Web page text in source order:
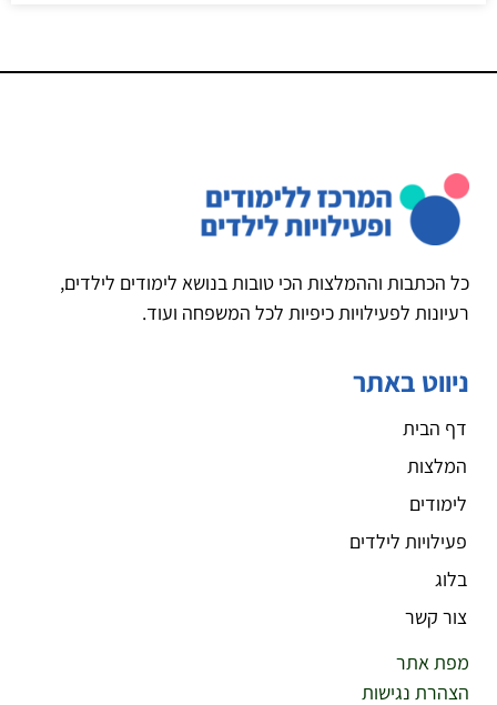
כל הכתבות וההמלצות הכי טובות בנושא לימודים לילדים,
רעיונות לפעילויות כיפיות לכל המשפחה ועוד.
ניווט באתר
דף הבית
המלצות
לימודים
פעילויות לילדים
בלוג
צור קשר
מפת אתר
הצהרת נגישות